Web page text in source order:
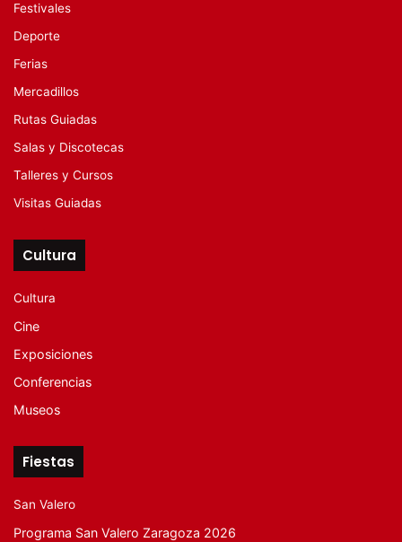
Festivales
Deporte
Ferias
Mercadillos
Rutas Guiadas
Salas y Discotecas
Talleres y Cursos
Visitas Guiadas
Cultura
Cultura
Cine
Exposiciones
Conferencias
Museos
Fiestas
San Valero
Programa San Valero Zaragoza 2026